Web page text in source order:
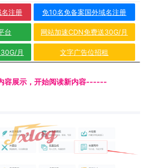
注册 免10名免备案国外域名注册
台 网站加速CDN免费送30G/月
月 文字广告位招租
展示，开始阅读新内容------